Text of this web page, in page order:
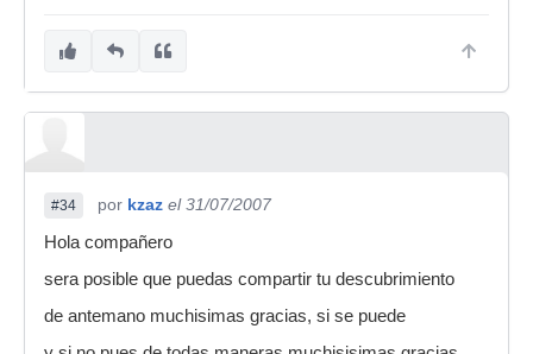
#34 por kzaz el 31/07/2007
Hola compañero
sera posible que puedas compartir tu descubrimiento
de antemano muchisimas gracias, si se puede